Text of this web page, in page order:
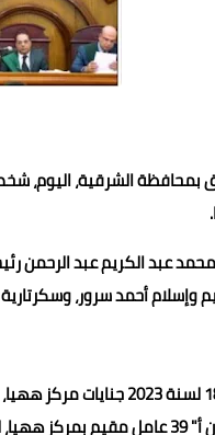
عبد الكريم عبد الرحمن
وإسلام أحمد سرور،